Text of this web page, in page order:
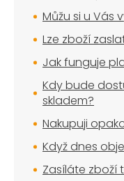
Můžu si u Vás
Lze zboží
Jak funguje
Kdy bude
skladem?
Nakupuji
Když dnes
Zasíláte zboží